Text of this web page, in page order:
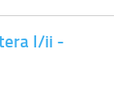
I/ii -